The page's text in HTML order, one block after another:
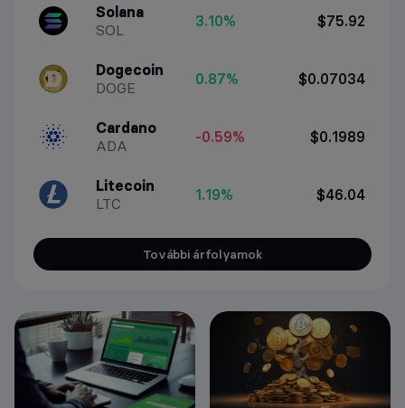
Solana
SOL
3.10% $75.92
Dogecoin
DOGE
0.87% $0.07034
Cardano
ADA
-0.59% $0.1989
Litecoin
LTC
1.19% $46.04
További árfolyamok